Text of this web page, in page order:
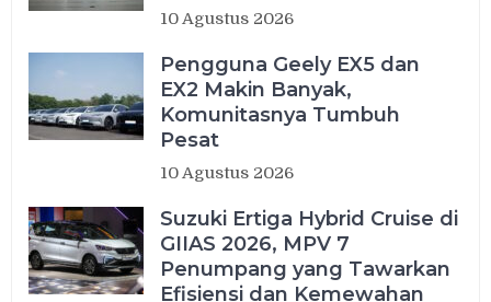
10 Agustus 2026
Pengguna Geely EX5 dan
EX2 Makin Banyak,
Komunitasnya Tumbuh
Pesat
10 Agustus 2026
Suzuki Ertiga Hybrid Cruise di
GIIAS 2026, MPV 7
Penumpang yang Tawarkan
Efisiensi dan Kemewahan